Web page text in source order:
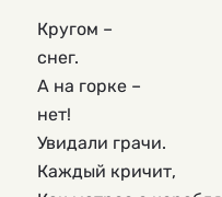
Кругом –
снег.
А на горке –
нет!
Увидали грачи.
Каждый кричит,